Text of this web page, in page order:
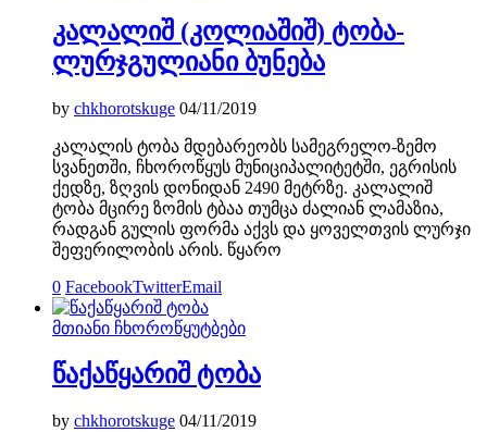
კალალიშ (კოლიაშიშ) ტობა-
ლურჯგულიანი ბუნება
by chkhorotskuge 04/11/2019
კალალის ტობა მდებარეობს სამეგრელო-ზემო
სვანეთში, ჩხოროწყუს მუნიციპალიტეტში, ეგრისის
ქედზე, ზღვის დონიდან 2490 მეტრზე. კალალიშ
ტობა მცირე ზომის ტბაა თუმცა ძალიან ლამაზია,
რადგან გულის ფორმა აქვს და ყოველთვის ლურჯი
შეფერილობის არის. წყარო
0 FacebookTwitterEmail
მთიანი ჩხოროწყუტბები
წაქაწყარიშ ტობა
by chkhorotskuge 04/11/2019